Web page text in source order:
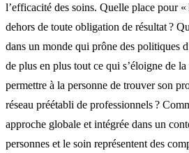
l’efficacité des soins. Quelle place pour «
dehors de toute obligation de résultat ?
dans un monde qui prône des politiques
de plus en plus tout ce qui s’éloigne de
permettre à la personne de trouver son
réseau préétabli de professionnels ?
approche globale et intégrée dans un
personnes et le soin représentent des